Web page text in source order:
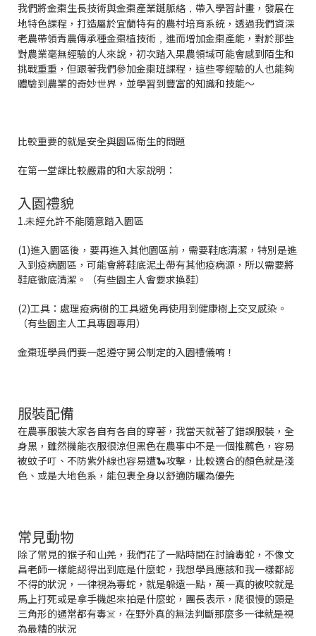
我們將金棗生長技術與金棗產業鏈脈絡 ，帶入學習計畫，發展在
地特色課程，打造屬於宜蘭特有的農村培育系統，透過我們資深
老農帶領青農傳承種金棗植技術 ，進而增加金棗產能， 對於那些
對農業毫無經驗的人來說，初次踏入果農領域可能會感到陌生和
挑戰重重，但跟著我們參加金棗班課程，這些零經驗的人也能夠
體驗到農業的奇妙世界，並學習到豐富的知識和技能～
比較重要的就是安全與園區衛生的問題
在第一堂課比較嚴肅的和大家說明：
入園禮貌
1.未經允許不能隨意踏入園區
(1)進入園區後，要再進入其他園區前，需要鞋底清潔，特別是進
入到疫病園區，可能會將鞋底泥土帶有其他疫病源，所以需要將
鞋底徹底清潔。（有些園主人會要求換鞋）
(2)工具：處理疫病樹的工具避免再使用到健康樹上交叉感染。
（有些園主人工具專園專用）
金棗班學員們要一起遵守舅公制定的入園禮儀唷！
服裝配備
在農事服裝大家各自有各自的穿著，我當天就著了錯誤服裝，全
身黑，雖然機能衣服很涼但黑色在農事中不是一個推薦色，容易
被蚊子叮、不防紫外線也容易遭🐍攻擊，比較適合的顏色就是淺
色、或是大地色系，能包裹全身以舒適防曬為優先
常見動物
除了常見的猴子和山羌，我們花了一點時間在討論毒蛇，不像文
昌老師一樣能認得出到底是什麼蛇，我想學員應該和我一樣都認
不得的狀況，一律視為毒蛇，就是躲遠一點，萬一真的被咬就是
馬上打死或是拿手機起來拍是什麼蛇，團長表示，爬很慢的頭是
三角形的通常都有毒☠️，在野外真的無法判斷那麼多一律就是視
為最糟的狀況